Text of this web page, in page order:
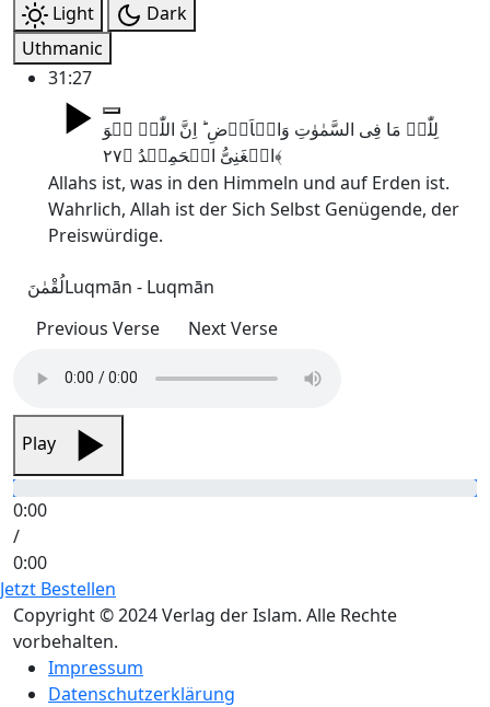
Light
Dark
Uthmanic
31:27
لِلّٰہِ مَا فِی السَّمٰوٰتِ وَالۡاَرۡضِ ؕ اِنَّ اللّٰہَ ہُوَ
الۡغَنِیُّ الۡحَمِیۡدُ ﴿۲۷﴾
Allahs ist, was in den Himmeln und auf Erden ist.
Wahrlich, Allah ist der Sich Selbst Genügende, der
Preiswürdige.
لُقْمٰنَLuqmān - Luqmān
Previous Verse
Next Verse
Play
0:00
/
0:00
Jetzt Bestellen
Copyright © 2024 Verlag der Islam. Alle Rechte
vorbehalten.
Impressum
Datenschutzerklärung